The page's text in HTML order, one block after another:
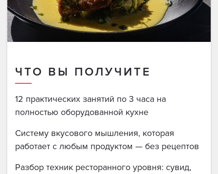
ЧТО ВЫ ПОЛУЧИТЕ
12 практических занятий по 3 часа на
полностью оборудованной кухне
Систему вкусового мышления, которая
работает с любым продуктом — без рецептов
Разбор техник ресторанного уровня: сувид,